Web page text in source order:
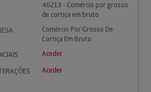
46213 - Comércio por grosso
de cortiça em bruto
Comércio Por Grosso De
Cortiça Em Bruto
Aceder
Aceder